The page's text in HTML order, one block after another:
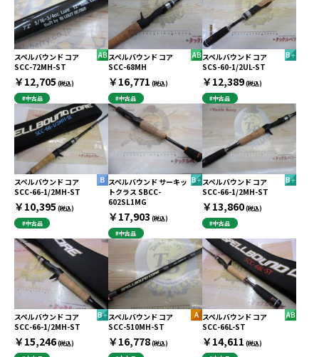
スペルバウンド コア
SCC-72MH-ST
￥12,705 (税込)
#中古品
スペルバウンド コア
SCC-68MH
￥16,771 (税込)
#中古品
スペルバウンド コア
SCS-60-1/2UL-ST
￥12,389(税込)
#中古品
スペルバウンド コア
SCC-66-1/2MH-ST
￥10,395 (税込)
#中古品
スペルバウンド サーキッ
トクラス SBCC-
602SL1MG
￥17,903 (税込)
#中古品
スペルバウンド コア
SCC-66-1/2MH-ST
￥13,860(税込)
#中古品
スペルバウンド コア
SCC-66-1/2MH-ST
￥15,246(税込)
スペルバウンド コア
SCC-510MH-ST
￥16,778(税込)
スペルバウンド コア
SCC-66L-ST
￥14,611 (税込)